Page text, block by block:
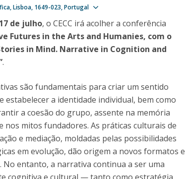
MYFCH Doutoramentos
Lisboa 1649-023 Portugal
de julho, o CECC irá acolher a conferência
Futures in the Arts and Humanies, com o
in Mind. Narrative in Cognition and
.
são fundamentais para criar um sentido
estabelecer a identidade individual, bem como
a coesão do grupo, assente na memória
nos mitos fundadores. As práticas culturais de
e mediação, moldadas pelas possibilidades
em evolução, dão origem a novos formatos e
No entanto, a narrativa continua a ser uma